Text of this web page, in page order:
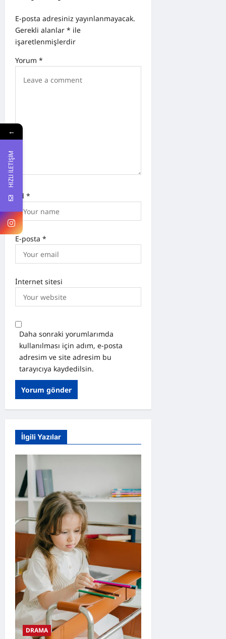
a
v
i
g
o
n
E-posta adresiniz yayınlanmayacak.
Gerekli alanlar * ile
işaretlenmişlerdir
Yorum *
Ad *
E-posta *
İnternet sitesi
Daha sonraki yorumlarımda
kullanılması için adım, e-posta
adresim ve site adresim bu
tarayıcıya kaydedilsin.
İlgili Yazılar
DRAMA
←
HIZLI İLETİŞİM